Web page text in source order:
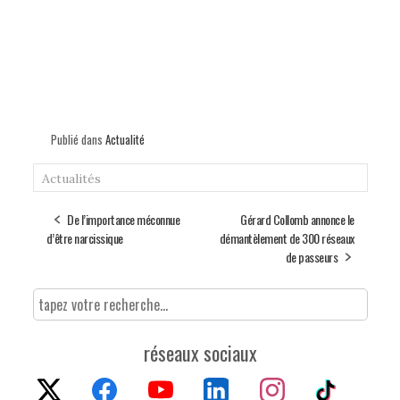
Publié dans Actualité
Actualités
De l’importance méconnue
d’être narcissique
Gérard Collomb annonce le
démantèlement de 300 réseaux
de passeurs
réseaux sociaux